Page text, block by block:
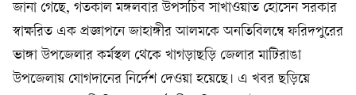
জানা গেছে, গতকাল মঙ্গলবার উপসচিব সাখাওয়াত হোসেন সরকার
স্বাক্ষরিত এক প্রজ্ঞাপনে জাহাঙ্গীর আলমকে অনতিবিলম্বে ফরিদপুরের
ভাঙ্গা উপজেলার কর্মস্থল থেকে খাগড়াছড়ি জেলার মাটিরাঙা
উপজেলায় যোগদানের নির্দেশ দেওয়া হয়েছে। এ খবর ছড়িয়ে